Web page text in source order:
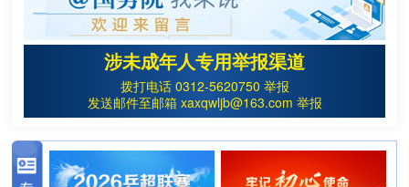
涉未成年人专用举报渠道
拨打电话 0312-5620750 举报
发送邮件至邮箱 xaxqwljb@163.com 举报